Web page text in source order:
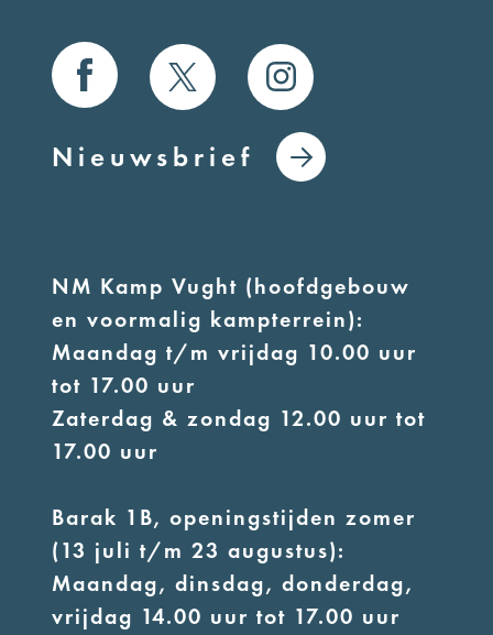
Nieuwsbrief
NM Kamp Vught (hoofdgebouw
en voormalig kampterrein):
Maandag t/m vrijdag 10.00 uur
tot 17.00 uur
Zaterdag & zondag 12.00 uur tot
17.00 uur
Barak 1B, openingstijden zomer
(13 juli t/m 23 augustus):
Maandag, dinsdag, donderdag,
vrijdag 14.00 uur tot 17.00 uur